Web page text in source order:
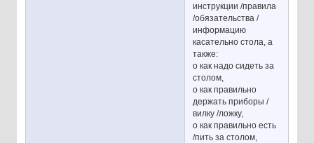
инструкции /правила
/обязательства /
информацию
касательно стола, а
также:
o как надо сидеть за
столом,
o как правильно
держать приборы /
вилку /ложку,
o как правильно есть
/пить за столом,